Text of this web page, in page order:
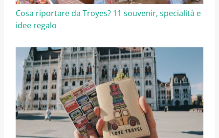
Cosa riportare da Troyes? 11 souvenir, specialità e
idee regalo